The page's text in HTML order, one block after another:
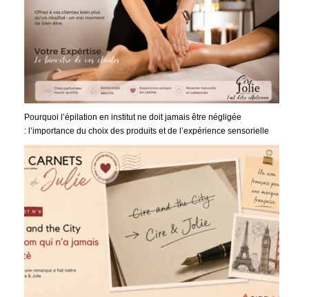
Pourquoi l’épilation en institut ne doit jamais être négligée
: l’importance du choix des produits et de l’expérience sensorielle